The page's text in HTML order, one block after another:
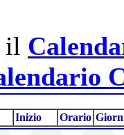
il
Inizio Orario